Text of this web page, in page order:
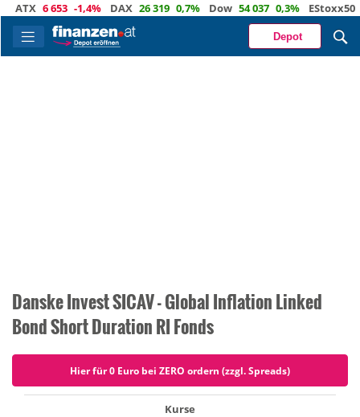
6 653 -1,4% DAX 26 319 0,7% Dow 54 037 0,3% EStoxx50 6
Depot
Danske Invest SICAV - Global Inflation Linked
Bond Short Duration RI Fonds
Hier für 0 Euro bei ZERO ordern (zzgl. Spreads)
Kurse